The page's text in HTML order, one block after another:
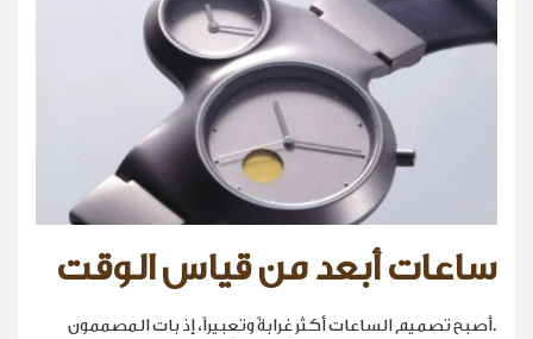
ساعات أبعد من قياس الوقت
.أصبح تصميم الساعات أكثر غرابةً وتعبيراً، إذ بات المصممون